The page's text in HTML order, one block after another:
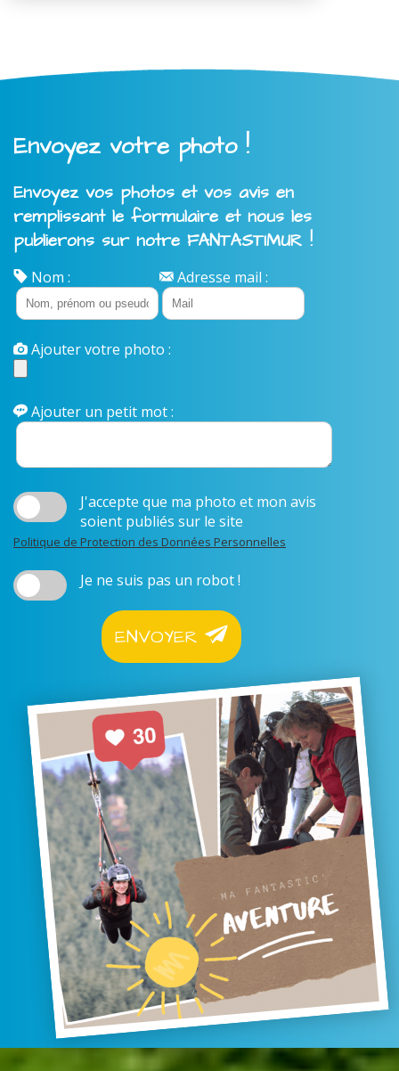
Envoyez votre photo !
Envoyez vos photos et vos avis en
remplissant le formulaire et nous les
publierons sur notre FANTASTIMUR !
Nom : Adresse mail :
Ajouter votre photo :
Ajouter un petit mot :
J'accepte que ma photo et mon avis
soient publiés sur le site
Politique de Protection des Données Personnelles
Je ne suis pas un robot !
ENVOYER